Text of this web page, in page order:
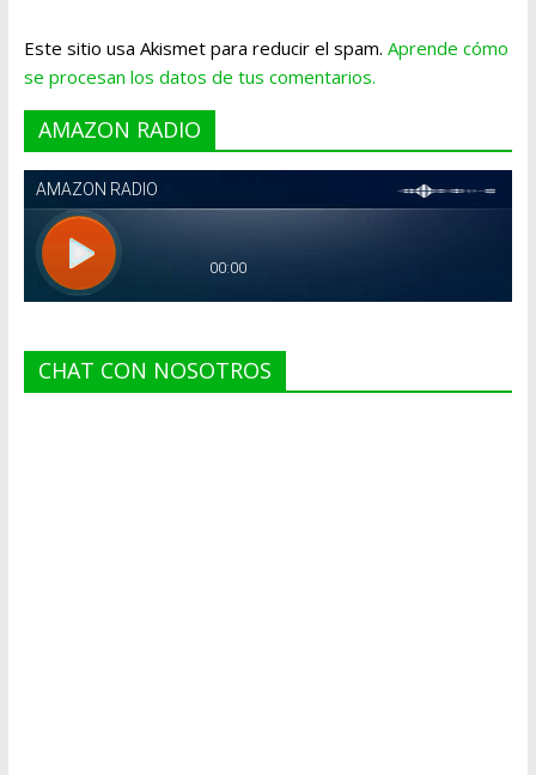
Este sitio usa Akismet para reducir el spam. Aprende cómo
se procesan los datos de tus comentarios.
AMAZON RADIO
CHAT CON NOSOTROS